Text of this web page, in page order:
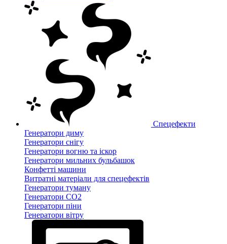
Спецефекти
Генератори диму
Генератори снігу
Генератори вогню та іскор
Генератори мильних бульбашок
Конфетті машини
Витратні матеріали для спецефектів
Генератори туману
Генератори CO2
Генератори піни
Генератори вітру